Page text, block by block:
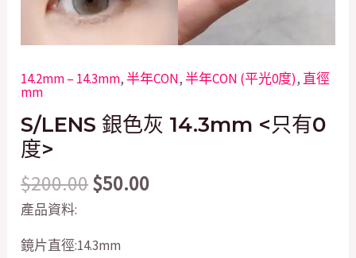
14.2mm – 14.3mm,半年CON,半年CON (平光0度), 直徑
mm
S/LENS 銀色灰 14.3mm <只有0
度>
$200.00$50.00
產品資料:
鏡片直徑:14.3mm